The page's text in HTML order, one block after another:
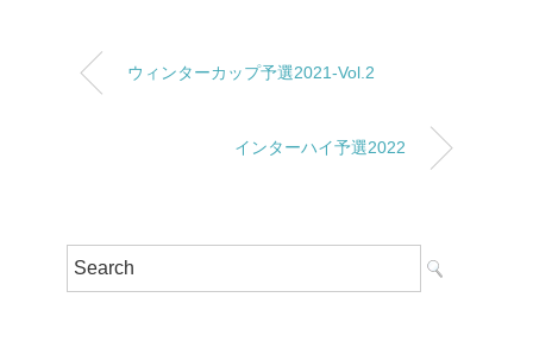
ウィンターカップ予選2021-Vol.2
インターハイ予選2022